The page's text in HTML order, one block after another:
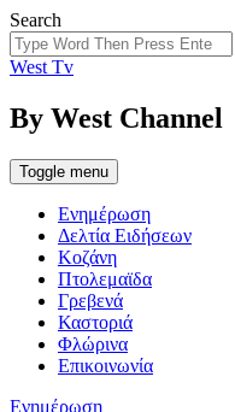
Search
West Tv
By West Channel
Toggle menu
Ενημέρωση
Δελτία Ειδήσεων
Κοζάνη
Πτολεμαϊδα
Γρεβενά
Καστοριά
Φλώρινα
Επικοινωνία
Categories
Ενημέρωση